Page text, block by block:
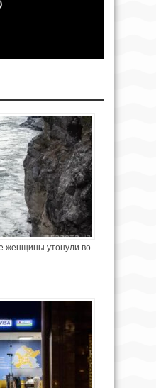
женщины утонули во